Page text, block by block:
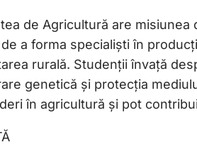
de Agricultură are
a forma specialiști în
rurală. Studenții învață
genetică și protecția
în agricultură și pot